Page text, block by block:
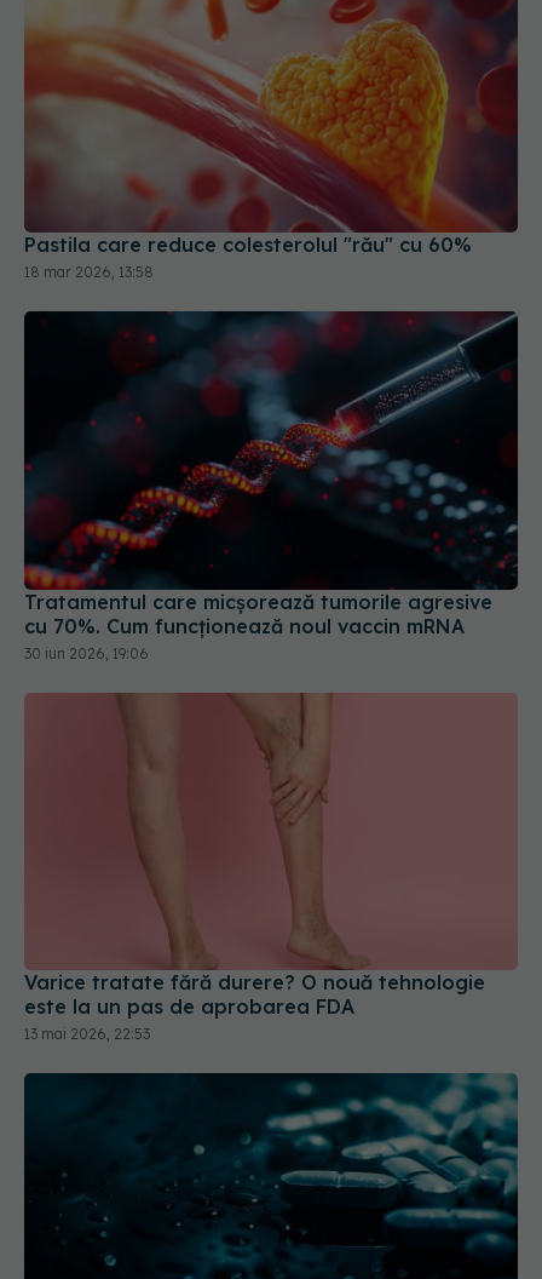
Pastila care reduce colesterolul "rău" cu 60%
18 mar 2026, 13:58
Tratamentul care micșorează tumorile agresive
cu 70%. Cum funcționează noul vaccin mRNA
30 iun 2026, 19:06
Varice tratate fără durere? O nouă tehnologie
este la un pas de aprobarea FDA
13 mai 2026, 22:53